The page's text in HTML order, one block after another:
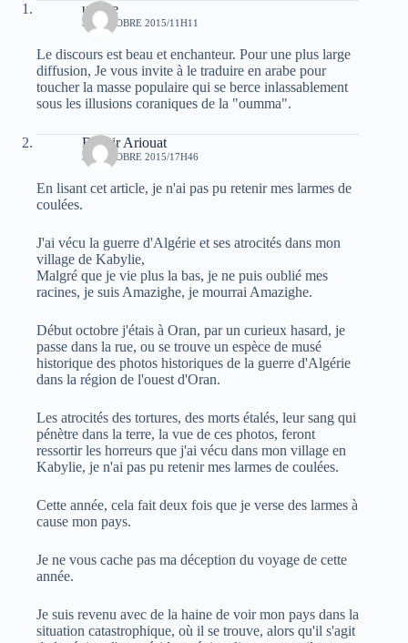
urfane
30 OCTOBRE 2015/11H11
Le discours est beau et enchanteur. Pour une plus large
diffusion, Je vous invite à le traduire en arabe pour
toucher la masse populaire qui se berce inlassablement
sous les illusions coraniques de la "oumma".
Bachir Ariouat
30 OCTOBRE 2015/17H46
En lisant cet article, je n'ai pas pu retenir mes larmes de
coulées.
J'ai vécu la guerre d'Algérie et ses atrocités dans mon
village de Kabylie,
Malgré que je vie plus la bas, je ne puis oublié mes
racines, je suis Amazighe, je mourrai Amazighe.
Début octobre j'étais à Oran, par un curieux hasard, je
passe dans la rue, ou se trouve un espèce de musé
historique des photos historiques de la guerre d'Algérie
dans la région de l'ouest d'Oran.
Les atrocités des tortures, des morts étalés, leur sang qui
pénètre dans la terre, la vue de ces photos, feront
ressortir les horreurs que j'ai vécu dans mon village en
Kabylie, je n'ai pas pu retenir mes larmes de coulées.
Cette année, cela fait deux fois que je verse des larmes à
cause mon pays.
Je ne vous cache pas ma déception du voyage de cette
année.
Je suis revenu avec de la haine de voir mon pays dans la
situation catastrophique, où il se trouve, alors qu'il s'agit